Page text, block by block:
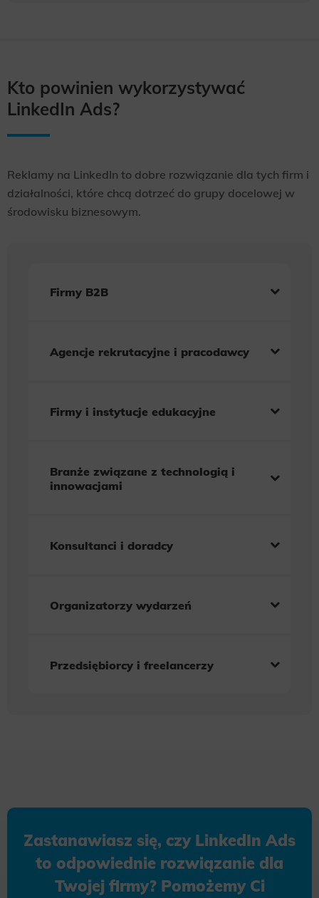
Kto powinien wykorzystywać
LinkedIn Ads?
Reklamy na LinkedIn to dobre rozwiązanie dla tych firm i
działalności, które chcą dotrzeć do grupy docelowej w
środowisku biznesowym.
Firmy B2B
Agencje rekrutacyjne i pracodawcy
Firmy i instytucje edukacyjne
Branże związane z technologią i
innowacjami
Konsultanci i doradcy
Organizatorzy wydarzeń
Przedsiębiorcy i freelancerzy
Zastanawiasz się, czy LinkedIn Ads
to odpowiednie rozwiązanie dla
Twojej firmy? Pomożemy Ci